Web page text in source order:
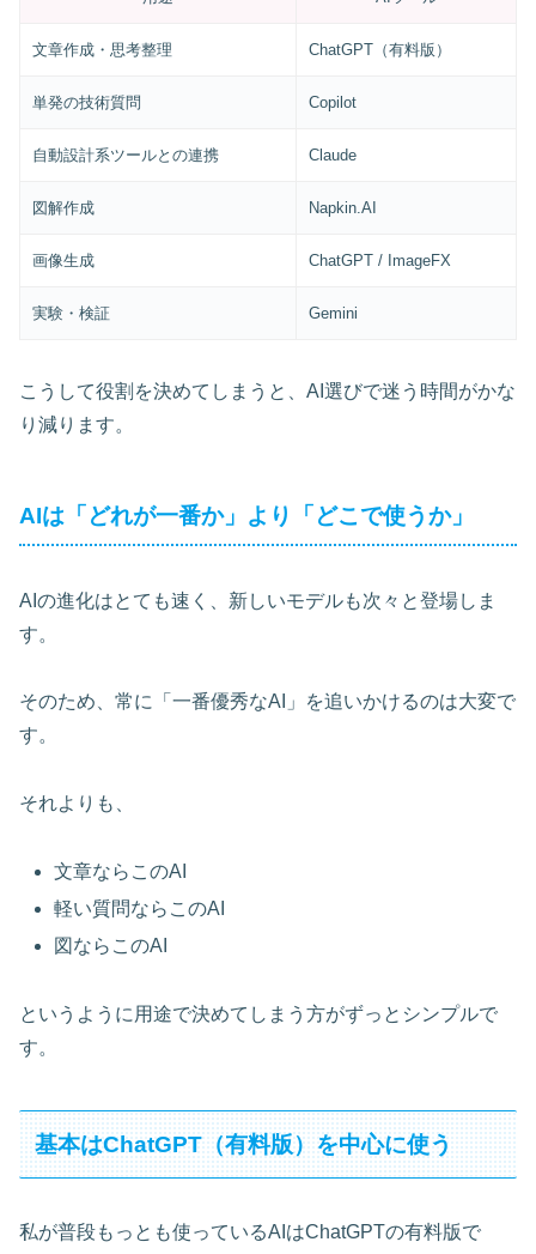
文章作成・思考整理 ChatGPT（有料版）
単発の技術質問 Copilot
自動設計系ツールとの連携 Claude
図解作成 Napkin.AI
画像生成 ChatGPT / ImageFX
実験・検証 Gemini
こうして役割を決めてしまうと、AI選びで迷う時間がかな
り減ります。
AIは「どれが一番か」より「どこで使うか」
AIの進化はとても速く、新しいモデルも次々と登場しま
す。
そのため、常に「一番優秀なAI」を追いかけるのは大変で
す。
それよりも、
文章ならこのAI
軽い質問ならこのAI
図ならこのAI
というように用途で決めてしまう方がずっとシンプルで
す。
基本はChatGPT（有料版）を中心に使う
私が普段もっとも使っているAIはChatGPTの有料版で